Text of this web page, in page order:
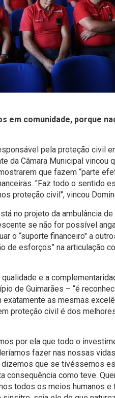
em comunidade, porque
pela proteção civil
da Câmara Municipal vincou
que fazem “parte
"Faz todo o sentido
proteção civil", vincou
no projeto da ambulância de
se não for possível
o “suporte financeiro" a
de esforços” na articulação
e a
de Guimarães – “é
as mesmas
proteção civil é dos
por ela que todo o
fazer nas nossas
dizemos que se tivéssemos
consequência como teve.
todos os meios humanos e